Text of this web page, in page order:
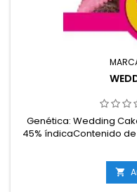
Genética: Wedding
45% índicaContenido de
semanasProducción en
exterior: hasta 600 g/
hasta 200 cm en
cremosos (vainilla,
